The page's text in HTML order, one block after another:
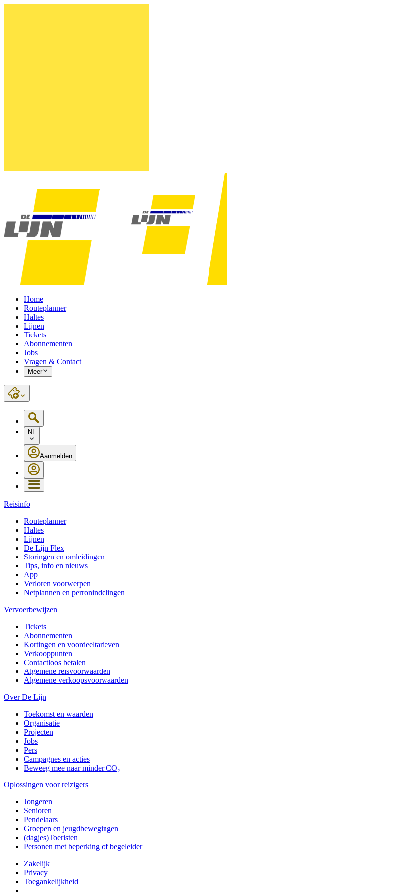
Home
Routeplanner
Haltes
Lijnen
Tickets
Abonnementen
Jobs
Vragen & Contact
Meer
NL
Aanmelden
Reisinfo
Routeplanner
Haltes
Lijnen
De Lijn Flex
Storingen en omleidingen
Tips, info en nieuws
App
Verloren voorwerpen
Netplannen en perronindelingen
Vervoerbewijzen
Tickets
Abonnementen
Kortingen en voordeeltarieven
Verkooppunten
Contactloos betalen
Algemene reisvoorwaarden
Algemene verkoopsvoorwaarden
Over De Lijn
Toekomst en waarden
Organisatie
Projecten
Jobs
Pers
Campagnes en acties
Beweeg mee naar minder CO₂
Oplossingen voor reizigers
Jongeren
Senioren
Pendelaars
Groepen en jeugdbewegingen
(dagjes)Toeristen
Personen met beperking of begeleider
Zakelijk
Privacy
Toegankelijkheid